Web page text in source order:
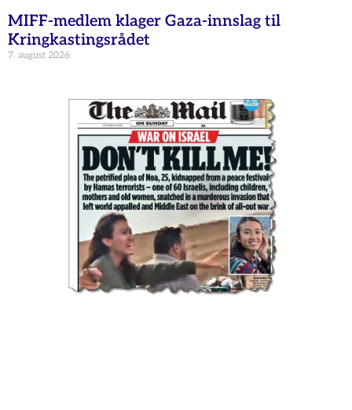
MIFF-medlem klager Gaza-innslag til
Kringkastingsrådet
7. august 2026